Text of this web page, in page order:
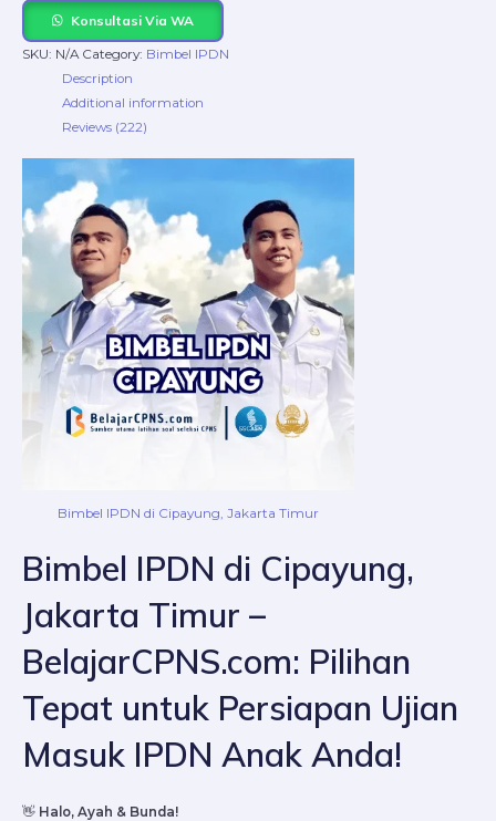
Konsultasi Via WA
SKU: N/A Category: Bimbel IPDN
Description
Additional information
Reviews (222)
Bimbel IPDN di Cipayung, Jakarta Timur
Bimbel IPDN di Cipayung,
Jakarta Timur –
BelajarCPNS.com: Pilihan
Tepat untuk Persiapan Ujian
Masuk IPDN Anak Anda!
👋 Halo, Ayah & Bunda!